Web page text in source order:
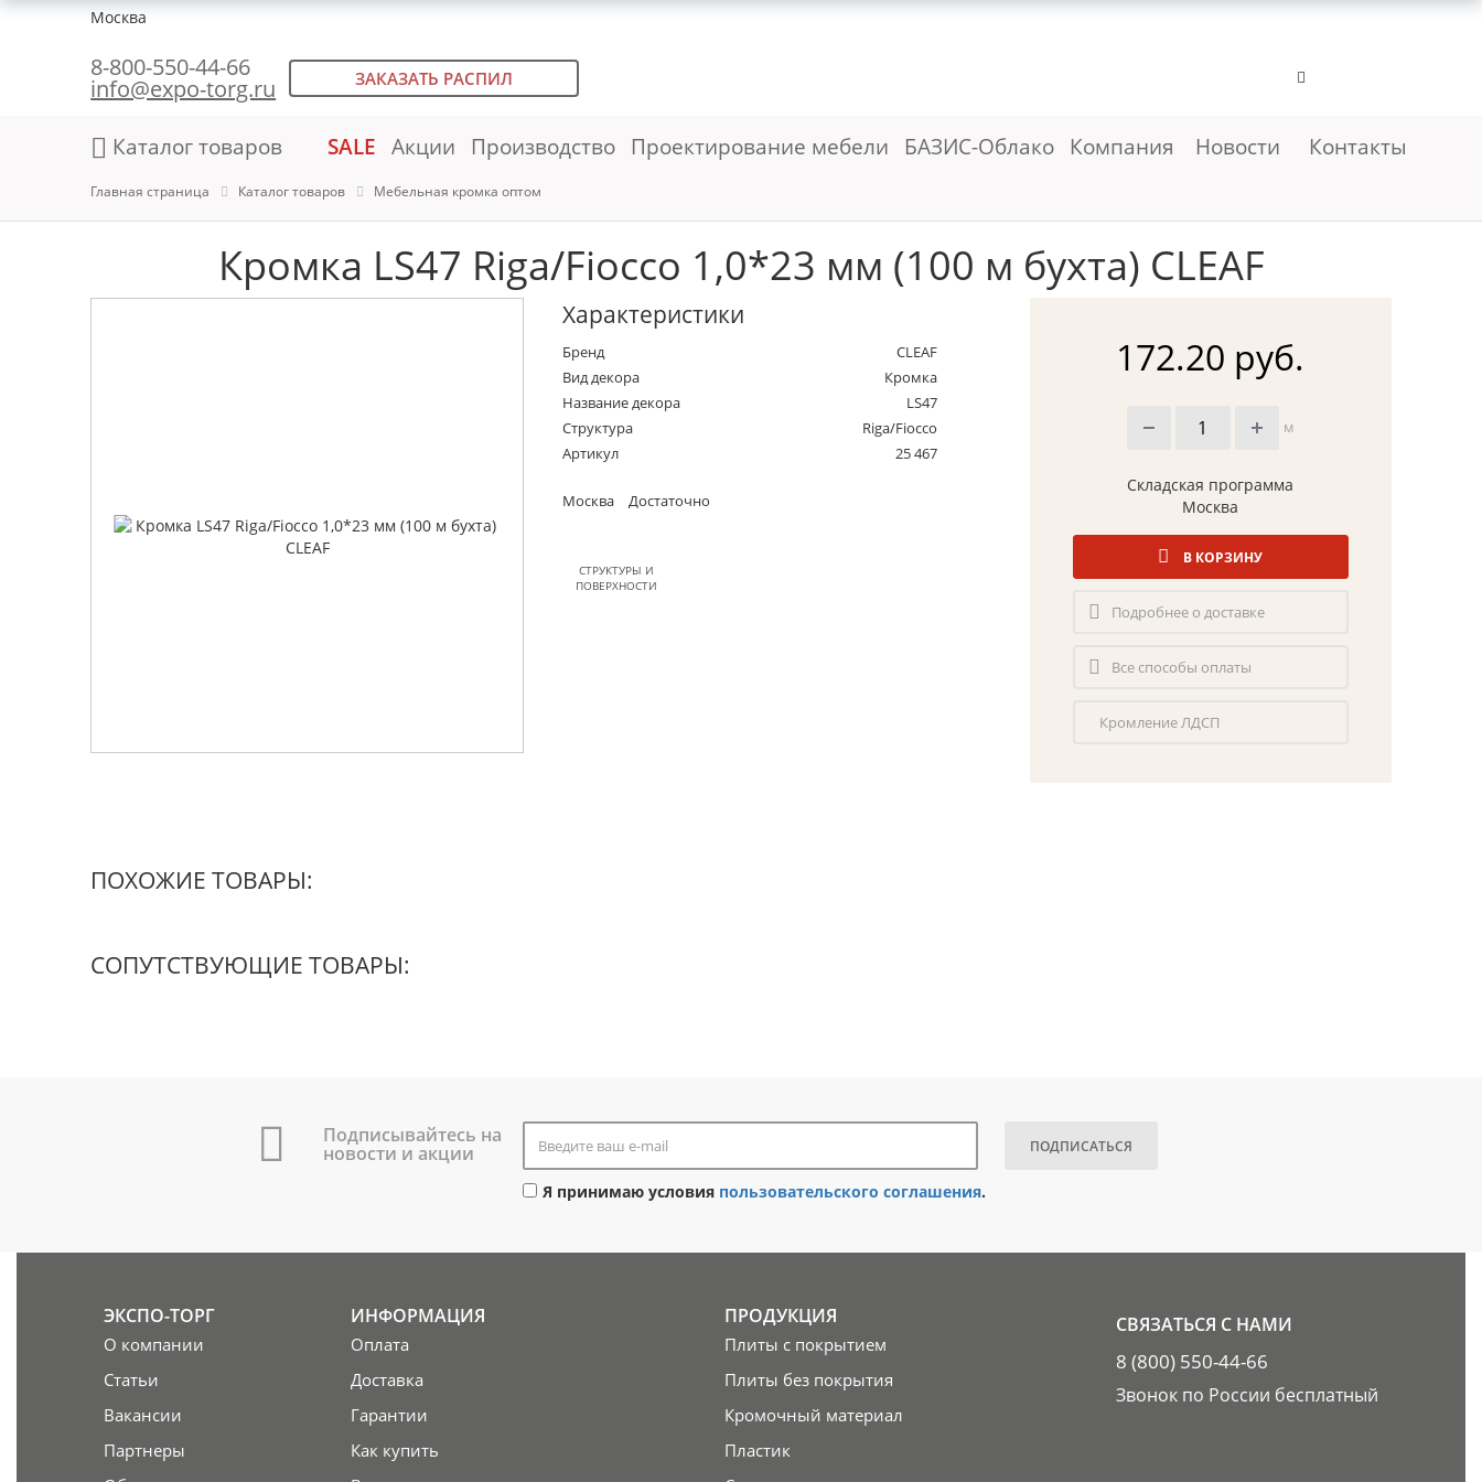
Москва
8-800-550-44-66
info@expo-torg.ru ЗАКАЗАТЬ РАСПИЛ
Каталог товаров SALE Акции Производство Проектирование мебели БАЗИС-Облако Компания Новости Контакты
Главная страница Каталог товаров Мебельная кромка оптом
Кромка LS47 Riga/Fiocco 1,0*23 мм (100 м бухта) CLEAF
Характеристики
Бренд
CLEAF
Вид декора
Кромка
Название декора
LS47
Структура
Riga/Fiocco
Артикул
25 467
Москва Достаточно
СТРУКТУРЫ И
ПОВЕРХНОСТИ
172.20 руб.
м
Складская программа
Москва
В КОРЗИНУ
Подробнее о доставке
Все способы оплаты
Кромление ЛДСП
ПОХОЖИЕ ТОВАРЫ:
СОПУТСТВУЮЩИЕ ТОВАРЫ:
Подписывайтесь на
новости и акции ПОДПИСАТЬСЯ
Я принимаю условия пользовательского соглашения.
ЭКСПО-ТОРГ
О компании
Статьи
Вакансии
Партнеры
ИНФОРМАЦИЯ
Оплата
Доставка
Гарантии
Как купить
ПРОДУКЦИЯ
Плиты с покрытием
Плиты без покрытия
Кромочный материал
Пластик
СВЯЗАТЬСЯ С НАМИ
8 (800) 550-44-66
Звонок по России бесплатный